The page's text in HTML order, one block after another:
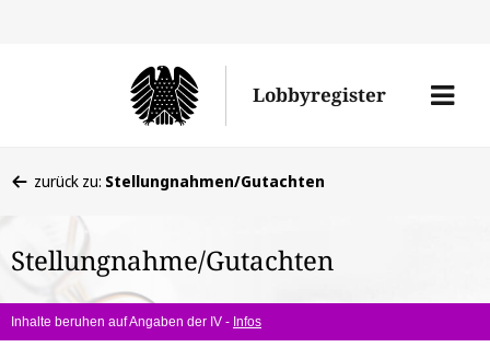
Lobbyregister
Menü
befinden
hier:
zurück zu: Stellungnahmen/Gutachten
Stellungnahme/Gutachten
Inhalte beruhen auf Angaben der IV - Infos